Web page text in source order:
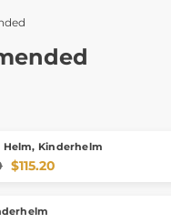
Helm, Kinderhelm
$115.20